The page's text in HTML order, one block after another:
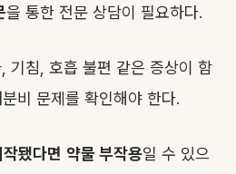
을 통한 전문 상담이 필요하다.
기침, 호흡 불편 같은 증상이 함
비 문제를 확인해야 한다.
됐다면 약물 부작용일 수 있으